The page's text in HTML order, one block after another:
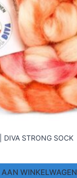
DIVA STRONG SOCK
WINKELWAGEN